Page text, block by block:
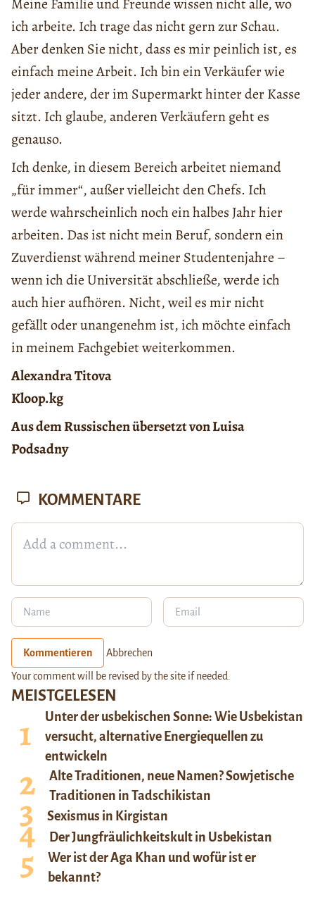
ich arbeite. Ich trage das nicht gern zur Schau.
Aber denken Sie nicht, dass es mir peinlich ist, es
einfach meine Arbeit. Ich bin ein Verkäufer wie
jeder andere, der im Supermarkt hinter der Kasse
sitzt. Ich glaube, anderen Verkäufern geht es
genauso.
Ich denke, in diesem Bereich arbeitet niemand
„für immer“, außer vielleicht den Chefs. Ich
werde wahrscheinlich noch ein halbes Jahr hier
arbeiten. Das ist nicht mein Beruf, sondern ein
Zuverdienst während meiner Studentenjahre –
wenn ich die Universität abschließe, werde ich
auch hier aufhören. Nicht, weil es mir nicht
gefällt oder unangenehm ist, ich möchte einfach
in meinem Fachgebiet weiterkommen.
Alexandra Titova
Kloop.kg
Aus dem Russischen übersetzt von Luisa
Podsadny
MEISTGELESEN
Unter der usbekischen Sonne: Wie Usbekistan
versucht, alternative Energiequellen zu
entwickeln
Alte Traditionen, neue Namen? Sowjetische
Traditionen in Tadschikistan
Sexismus in Kirgistan
Der Jungfräulichkeitskult in Usbekistan
Wer ist der Aga Khan und wofür ist er
bekannt?
KOMMENTARE
Kommentieren Abbrechen
Your comment will be revised by the site if needed.